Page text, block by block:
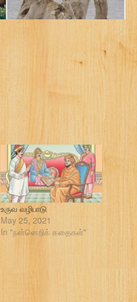
உருவ வழிபாடு
May 25, 2021
In "நன்னெறிக் கதைகள்"